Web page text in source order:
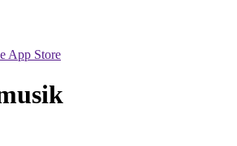
App Store